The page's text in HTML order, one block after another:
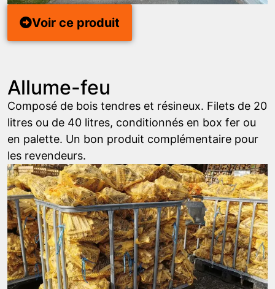
Voir ce produit
Allume-feu
Composé de bois tendres et résineux. Filets de 20
litres ou de 40 litres, conditionnés en box fer ou
en palette. Un bon produit complémentaire pour
les revendeurs.